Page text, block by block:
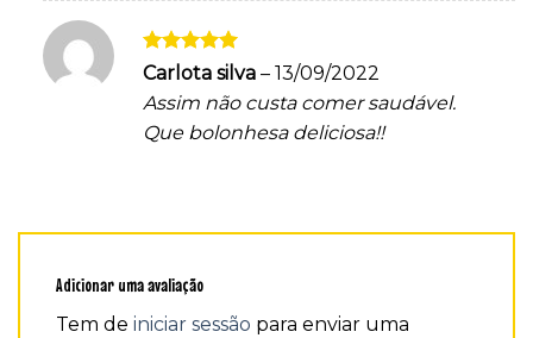
Avaliação5
Carlota silva – 13/09/2022
Assim não custa comer saudável.
Que bolonhesa deliciosa!!
Adicionar uma avaliação
Tem de iniciar sessão para enviar uma